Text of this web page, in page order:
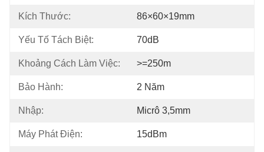
Kích Thước: 86×60×19mm
Yếu Tố Tách Biệt: 70dB
Khoảng Cách Làm Việc: >=250m
Bảo Hành: 2 Năm
Nhập: Micrô 3,5mm
Máy Phát Điện: 15dBm